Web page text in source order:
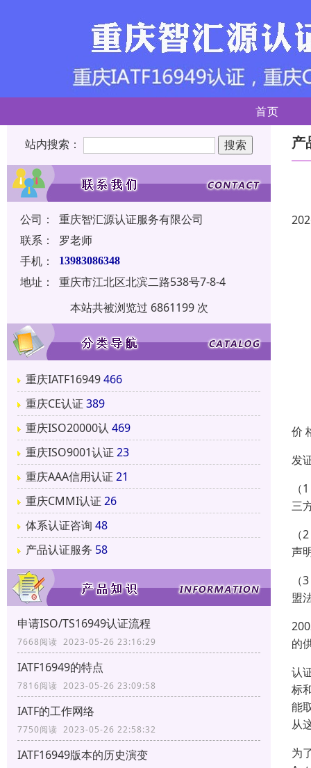
首页
站内搜索：
公司：
重庆智汇源认证服务有限公司
联系：
罗老师
手机：
13983086348
地址：
重庆市江北区北滨二路538号7-8-4
本站共被浏览过 6861199 次
重庆IATF16949466
重庆CE认证 389
重庆ISO20000认 469
重庆ISO9001认证 23
重庆AAA信用认证 21
重庆CMMI认证 26
体系认证咨询 48
产品认证服务 58
申请ISO/TS16949认证流程
7668阅读 2023-05-26 23:16:29
IATF16949的特点
7816阅读 2023-05-26 23:09:58
IATF的工作网络
7750阅读 2023-05-26 22:58:32
IATF16949版本的历史演变
产
价
发
三
声
盟
的
认
标
能
从
为